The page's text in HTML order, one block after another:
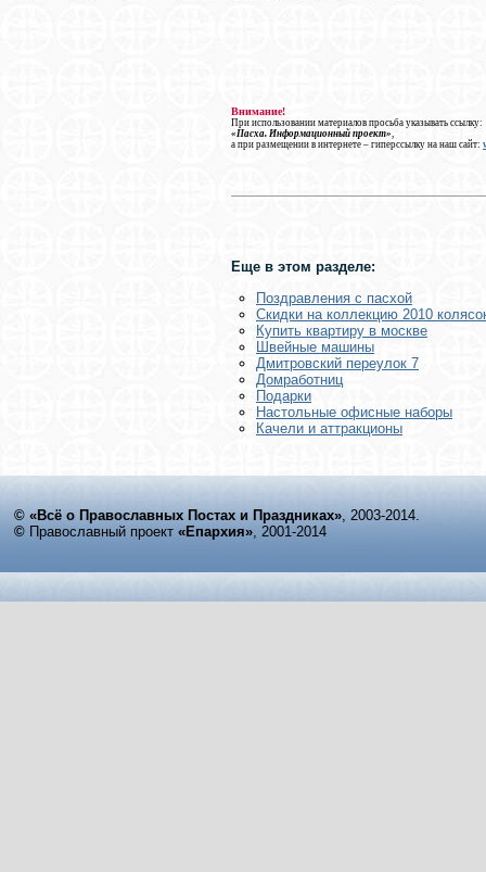
Внимание!
При использовании материалов просьба указывать ссылку:
«Пасха. Информационный проект»
а при размещении в интернете – гиперссылку на наш сайт:
Еще в этом разделе:
Поздравления с пасхой
Скидки на коллекцию 2010
Купить квартиру в москве
Швейные машины
Дмитровский переулок 7
Домработниц
Подарки
Настольные офисные наборы
Качели и аттракционы
© «Всё о Православных Постах и Праздниках», 2003-2014.
© Православный проект «Епархия», 2001-2014